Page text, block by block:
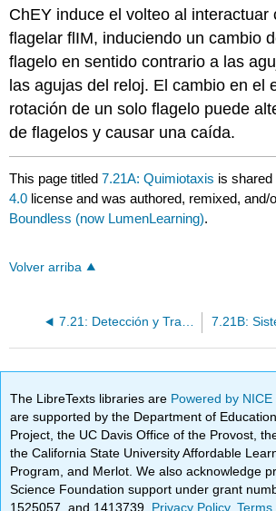
ChEY induce el volteo al interactuar
flagelar flIM, induciendo un cambio
flagelo en sentido contrario a las
las agujas del reloj. El cambio en el
rotación de un solo flagelo puede
de flagelos y causar una caída.
This page titled7.21A: Quimiotaxis is
4.0 license and was authored, remixed, and/
Boundless (now LumenLearning).
Volver arriba
7.21: Detección y Transducción de Señales
The LibreTexts libraries are Powered by
are supported by the Department of
Project, the UC Davis Office of the Provost,
the California State University Affordable
Program, and Merlot. We also acknowledge
Science Foundation support under grant
1525057, and 1413739. Privacy Policy.